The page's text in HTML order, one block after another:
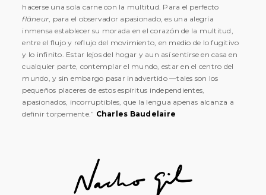
hacerse una sola carne con la multitud. Para el perfecto
flâneur , para el observador apasionado, es una alegría
inmensa establecer su morada en el corazón de la multitud,
entre el flujo y reflujo del movimiento, en medio de lo fugitivo
y lo infinito. Estar lejos del hogar y aun así sentirse en casa en
cualquier parte, contemplar el mundo, estar en el centro del
mundo, y sin embargo pasar inadvertido —tales son los
pequeños placeres de estos espíritus independientes,
apasionados, incorruptibles, que la lengua apenas alcanza a
definir torpemente.” Charles Baudelaire